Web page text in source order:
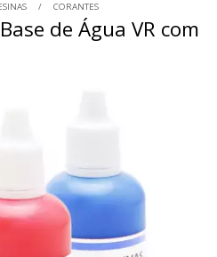
CORANTES
de Água VR com